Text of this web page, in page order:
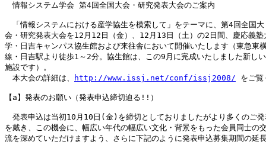
情報システム学会 第4回全国大会・研究発表大会のご案内
「情報システムにおける産学協生を模索して」をテーマに、第4回全国大
会・研究発表大会を12月12日（金）、12月13日（土）の2日間、慶応義塾
学・日吉キャンパス協生館および来往舎において開催いたします（東急東
線・日吉駅より徒歩1～2分。協生館は、この9月に完成いたしました新しい
施設です）。
本大会の詳細は、
http://www.issj.net/conf/issj2008/ をご覧
【a】発表のお願い（発表申込締切迫る!!）
発表申込は当初10月10日(金)を締切としておりましたがより多くのご発
を戴き、この機会に、幅広い年代の幅広い文化・背景をもった会員同士の
流を深めていただけますよう、さらに下記のように発表申込募集期間の延